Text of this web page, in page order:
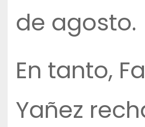
de agosto.
En tanto,
Yañez